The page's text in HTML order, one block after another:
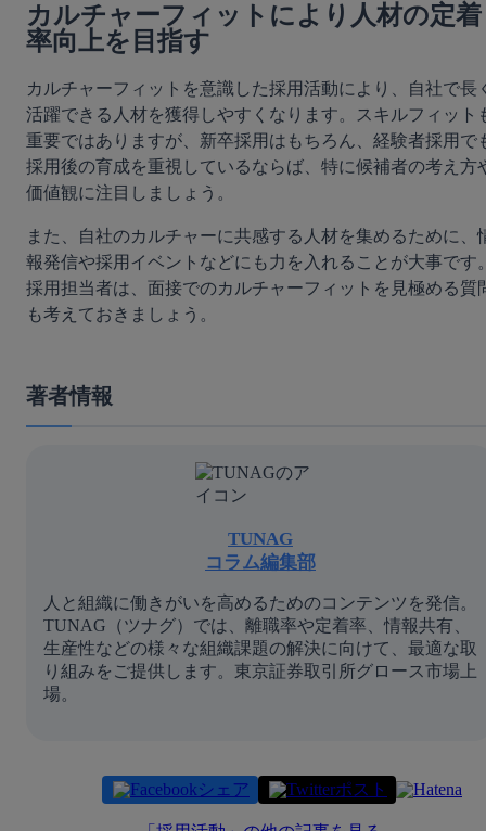
カルチャーフィットにより人材の定着
率向上を目指す
カルチャーフィットを意識した採用活動により、自社で長
活躍できる人材を獲得しやすくなります。スキルフィット
重要ではありますが、新卒採用はもちろん、経験者採用で
採用後の育成を重視しているならば、特に候補者の考え方
価値観に注目しましょう。
また、自社のカルチャーに共感する人材を集めるために、
報発信や採用イベントなどにも力を入れることが大事です
採用担当者は、面接でのカルチャーフィットを見極める質
も考えておきましょう。
著者情報
TUNAG
コラム編集部
人と組織に働きがいを高めるためのコンテンツを発信。
TUNAG（ツナグ）では、離職率や定着率、情報共有、
生産性などの様々な組織課題の解決に向けて、最適な取
り組みをご提供します。東京証券取引所グロース市場上
場。
シェア ポスト